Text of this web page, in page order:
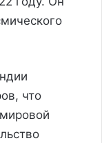
что